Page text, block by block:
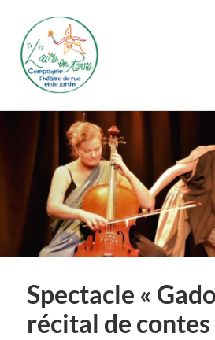
Spectacle «
récital de contes